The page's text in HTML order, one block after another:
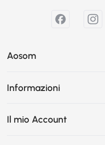
Aosom
Informazioni
Il mio Account